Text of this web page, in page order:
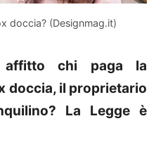
doccia? (Designmag.it)
chi paga la
doccia, il proprietario
La Legge è